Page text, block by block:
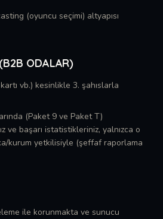
(oyuncu seçimi) altyapısı
ODALAR)
vb.) kesinlikle 3. şahıslarla
(Paket 9 ve Paket T)
ve başarı istatistikleriniz, yalnızca o
kurum yetkilisiyle (şeffaf raporlama
ile korunmakta ve sunucu